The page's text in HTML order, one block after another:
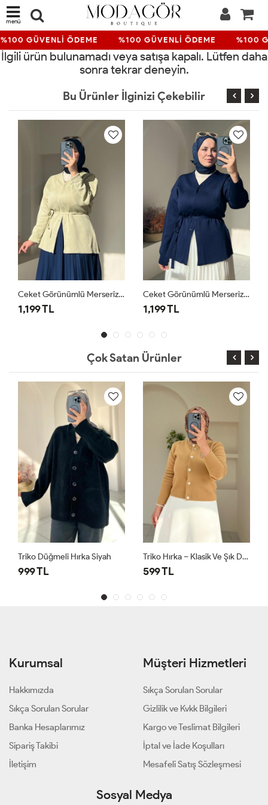
menü
GÜVENLİ ÖDEME %100 GÜVENLİ ÖDEME %100
İlgili ürün bulunamadı veya satışa kapalı. Lütfen daha
sonra tekrar deneyin.
Bu Ürünler İlginizi Çekebilir
Ceket Görünümlü Merserize Hırka Bej
1,199 TL
Ceket Görünümlü Merserize Hırka Lacivert
1,199 TL
Çok Satan Ürünler
Triko Düğmeli Hırka Siyah
999 TL
Triko Hırka – Klasik Ve Şık Dokunuş Camel
599 TL
Kurumsal
Hakkımızda
Sıkça Sorulan Sorular
Banka Hesaplarımız
Sipariş Takibi
İletişim
Müşteri Hizmetleri
Sıkça Sorulan Sorular
Gizlilik ve Kvkk Bilgileri
Kargo ve Teslimat Bilgileri
İptal ve İade Koşulları
Mesafeli Satış Sözleşmesi
Sosyal Medya